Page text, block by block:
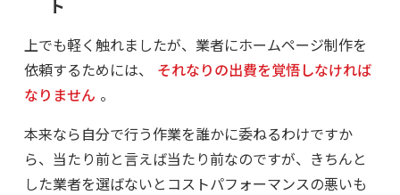
ト
上でも軽く触れましたが、業者にホームページ制作を
依頼するためには、
それなりの出費を覚悟しなければ
なりません 。
本来なら自分で行う作業を誰かに委ねるわけですか
ら、当たり前と言えば当たり前なのですが、きちんと
した業者を選ばないとコストパフォーマンスの悪いも